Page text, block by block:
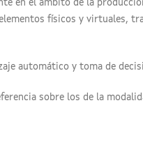
en el ámbito de la
físicos y virtuales,
automático y toma de
sobre los de la